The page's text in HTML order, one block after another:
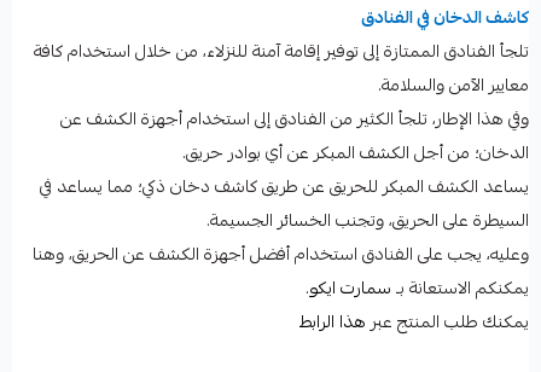
كاشف الدخان في الفنادق
تلجأ الفنادق الممتازة إلى توفير إقامة آمنة للنزلاء، من خلال استخدام كافة
معايير الآمن والسلامة.
وفي هذا الإطار، تلجأ الكثير من الفنادق إلى استخدام أجهزة الكشف عن
الدخان؛ من أجل الكشف المبكر عن أي بوادر حريق.
يساعد الكشف المبكر للحريق عن طريق كاشف دخان ذكي؛ مما يساعد في
السيطرة على الحريق، وتجنب الخسائر الجسيمة.
وعليه، يجب على الفنادق استخدام أفضل أجهزة الكشف عن الحريق، وهنا
يمكنكم الاستعانة بـسمارت ايكو.
يمكنك طلب المنتج عبرهذا الرابط